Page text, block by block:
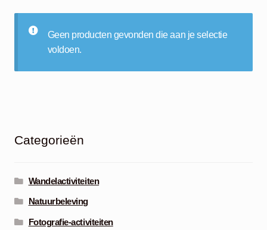
Mijn account
Geen producten gevonden die aan je selectie
voldoen.
Categorieën
Wandelactiviteiten
Natuurbeleving
Fotografie-activiteiten